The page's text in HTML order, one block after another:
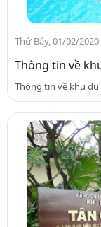
Thứ Bảy, 01/02/2020
Thông tin về
Thông tin về khu du